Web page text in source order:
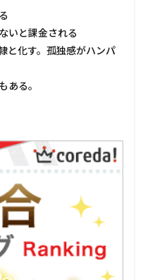
いと課金される
と化す。孤独感がハンパ
ある。